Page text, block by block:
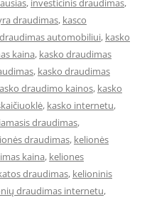
, investicinis draudimas,
draudimas, kasco
automobiliui, kasko
kaina, kasko draudimas
, kasko draudimas
draudimo kainos, kasko
, kasko internetu,
draudimas,
draudimas, kelionės
kaina, keliones
draudimas, kelioninis
draudimas internetu,